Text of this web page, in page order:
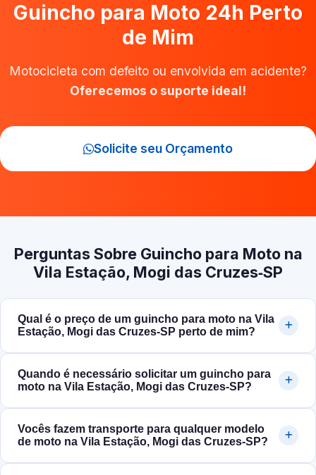
Guincho para Moto 24h Perto
de Mim
Motocicleta com defeito ou envolvida em acidente?
Oferecemos o suporte ideal!
Solicite seu Orçamento
Perguntas Sobre Guincho para Moto na
Vila Estação, Mogi das Cruzes‑SP
Qual é o preço de um guincho para moto na Vila
Estação, Mogi das Cruzes‑SP perto de mim?
Quando é necessário solicitar um guincho para
moto na Vila Estação, Mogi das Cruzes‑SP?
Vocês fazem transporte para qualquer modelo
de moto na Vila Estação, Mogi das Cruzes‑SP?